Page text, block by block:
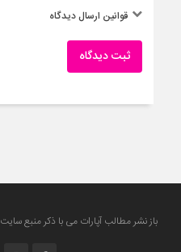
قوانین ارسال دیدگاه
ثبت دیدگاه
باز نشر مطالب آپارات می با ذکر منبع سایت